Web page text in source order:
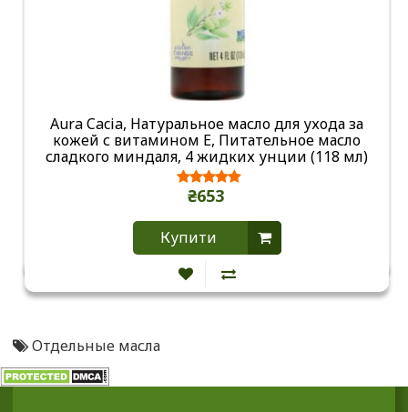
Aura Cacia, Натуральное масло для ухода за
кожей с витамином Е, Питательное масло
сладкого миндаля, 4 жидких унции (118 мл)
₴653
Купити
Отдельные масла